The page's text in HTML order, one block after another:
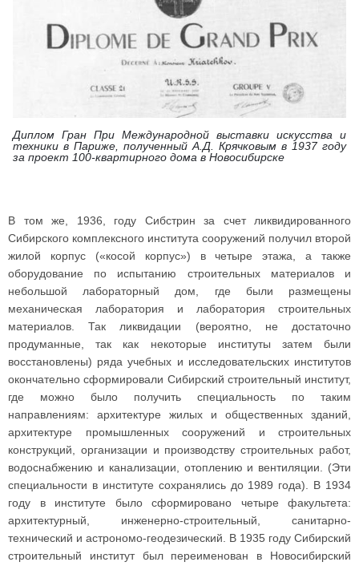
Диплом Гран При Международной выставки искусства и
техники в Париже, полученный А.Д. Крячковым в 1937 году
за проект 100-квартирного дома в Новосибирске
В том же, 1936, году Сибстрин за счет ликвидированного
Сибирского комплексного института сооружений получил второй
жилой корпус («косой корпус») в четыре этажа, а также
оборудование по испытанию строительных материалов и
небольшой лабораторный дом, где были размещены
механическая лаборатория и лаборатория строительных
материалов. Так ликвидации (вероятно, не достаточно
продуманные, так как некоторые институты затем были
восстановлены) ряда учебных и исследовательских институтов
окончательно сформировали Сибирский строительный институт,
где можно было получить специальность по таким
направлениям: архитектуре жилых и общественных зданий,
архитектуре промышленных сооружений и строительных
конструкций, организации и производству строительных работ,
водоснабжению и канализации, отоплению и вентиляции. (Эти
специальности в институте сохранялись до 1989 года). В 1934
году в институте было сформировано четыре факультета:
архитектурный, инженерно-строительный, санитарно-
технический и астрономо-геодезический. В 1935 году Сибирский
строительный институт был переименован в Новосибирский